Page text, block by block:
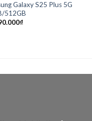
Add to
Galaxy S25 Plus 5G
512GB
₫